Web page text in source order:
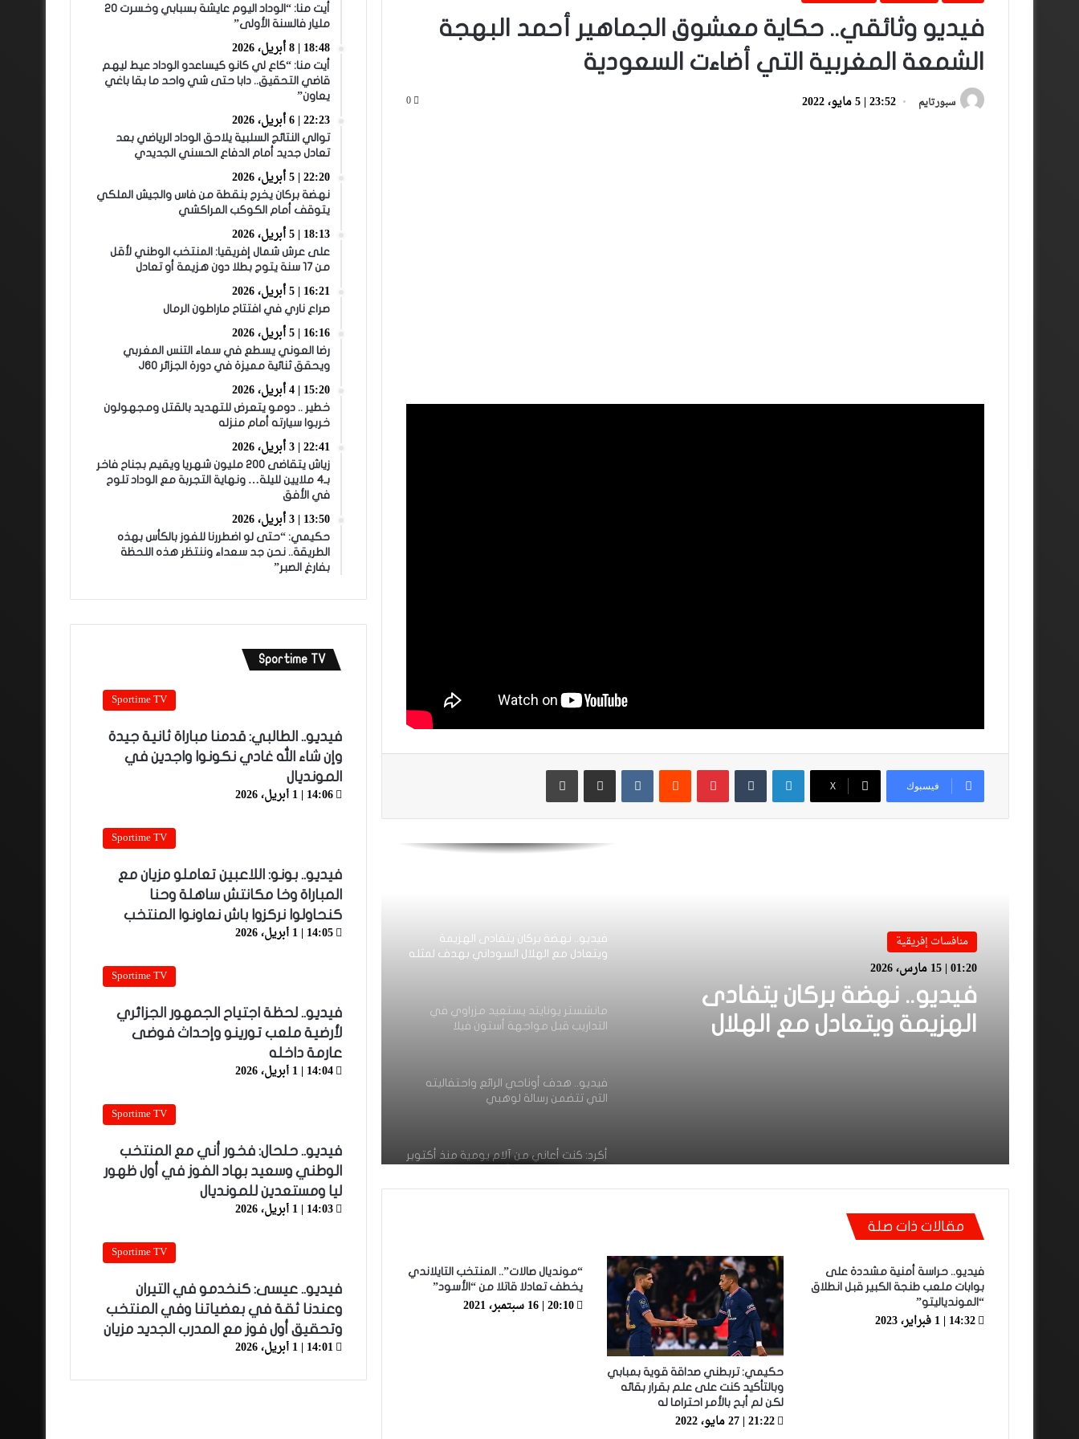
فيديو وثائقي.. حكاية معشوق الجماهير أحمد البهجة
الشمعة المغربية التي أضاءت السعودية
سبورتايم 23:52 | 5 مايو، 2022 0
فيسبوك ‫X
لينكدإن بينتيريست مشاركة عبر البريد طباعة
منافسات إفريقية
01:20 | 15 مارس، 2026
فيديو.. نهضة بركان يتفادى
الهزيمة ويتعادل مع الهلال
رقم مميز جديد لحكيمي في دوري أبطال
فيديو.. نهضة بركان يتفادى الهزيمة
ويتعادل مع الهلال السوداني بهدف لمثله
مانشستر يونايتد يستعيد مزراوي في
التداريب قبل مواجهة أستون فيلا
فيديو.. هدف أوناحي الرائع واحتفاليته
التي تتضمن رسالة لوهبي
أكرد: كنت أعاني من آلام يومية منذ أكتوبر
للمنتخب الوطني
أسامة طنان يبرز ضمن قائمة نجوم كبار
مقالات ذات صلة
فيديو.. حراسة أمنية مشددة على
بوابات ملعب طنجة الكبير قبل انطلاق
“الموندياليتو”
14:32 | 1 فبراير، 2023
حكيمي: تربطني صداقة قوية بمبابي
وبالتأكيد كنت على علم بقرار بقائه
لكن لم أبح بالأمر احتراما له
21:22 | 27 مايو، 2022
“مونديال صالات”.. المنتخب التايلاندي
يخطف تعادلا قاتلا من “الأسود”
20:10 | 16 سبتمبر، 2021
أيت منا: “الوداد اليوم عايشة بسبابي وخسرت 20
مليار فالسنة الأولى”
18:48 | 8 أبريل، 2026
أيت منا: “كاع لي كانو كيساعدو الوداد عيط ليهم
قاضي التحقيق.. دابا حتى شي واحد ما بقا باغي
يعاون”
22:23 | 6 أبريل، 2026
توالي النتائج السلبية يلاحق الوداد الرياضي بعد
تعادل جديد أمام الدفاع الحسني الجديدي
22:20 | 5 أبريل، 2026
نهضة بركان يخرج بنقطة من فاس والجيش الملكي
يتوقف أمام الكوكب المراكشي
18:13 | 5 أبريل، 2026
على عرش شمال إفريقيا: المنتخب الوطني لأقل
من 17 سنة يتوج بطلا دون هزيمة أو تعادل
16:21 | 5 أبريل، 2026
صراع ناري في افتتاح ماراطون الرمال
16:16 | 5 أبريل، 2026
رضا العوني يسطع في سماء التنس المغربي
ويحقق ثنائية مميزة في دورة الجزائر J60
15:20 | 4 أبريل، 2026
خطير .. دومو يتعرض للتهديد بالقتل ومجهولون
خربوا سيارته أمام منزله
22:41 | 3 أبريل، 2026
زياش يتقاضى 200 مليون شهريا ويقيم بجناح فاخر
بـ4 ملايين لليلة… ونهاية التجربة مع الوداد تلوح
في الأفق
13:50 | 3 أبريل، 2026
حكيمي: “حتى لو اضطررنا للفوز بالكأس بهذه
الطريقة.. نحن جد سعداء وننتظر هذه اللحظة
بفارغ الصبر”
Sportime TV
Sportime TV
فيديو.. الطالبي: قدمنا مباراة ثانية جيدة
وإن شاء الله غادي نكونوا واجدين في
المونديال
14:06 | 1 أبريل، 2026
Sportime TV
فيديو.. بونو: اللاعبين تعاملو مزيان مع
المباراة وخا مكانتش ساهلة وحنا
كنحاولوا نركزوا باش نعاونوا المنتخب
14:05 | 1 أبريل، 2026
Sportime TV
فيديو.. لحظة اجتياح الجمهور الجزائري
لأرضية ملعب تورينو وإحداث فوضى
عارمة داخله
14:04 | 1 أبريل، 2026
Sportime TV
فيديو.. حلحال: فخور أني مع المنتخب
الوطني وسعيد بهاد الفوز في أول ظهور
ليا ومستعدين للمونديال
14:03 | 1 أبريل، 2026
Sportime TV
فيديو.. عيسى: كنخدمو في التيران
وعندنا ثقة في بعضياتنا وفي المنتخب
وتحقيق أول فوز مع المدرب الجديد مزيان
14:01 | 1 أبريل، 2026